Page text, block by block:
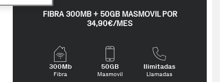
FIBRA 300MB + 50GB MASMOVIL POR
34,90€/MES
300Mb
Fibra
50GB
Masmovil
Ilimitadas
Llamadas